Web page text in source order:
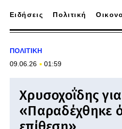
Ειδήσεις Πολιτική
ΠΟΛΙΤΙΚΗ
09.06.26
01:59
Χρυσοχοΐδης
«Παραδέχθηκε